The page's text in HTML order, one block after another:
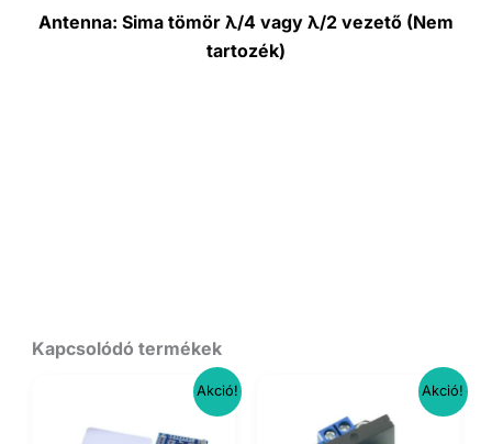
Antenna: Sima tömör λ/4 vagy λ/2 vezető (Nem
tartozék)
Kapcsolódó termékek
Akció! Akció!